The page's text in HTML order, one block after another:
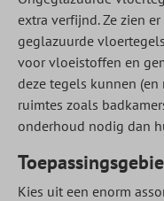
extra verfijnd. Ze zien
geglazuurde
voor vloeistoffen en
deze tegels kunnen
ruimtes zoals
onderhoud nodig dan
Kies uit een enorm